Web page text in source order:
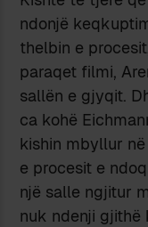
ndonjë
thelbin e
paraqet filmi,
sallën e gjyqit.
ca kohë
kishin mbyllur
e procesit e
një salle ngjitur
nuk ndenji gjithë